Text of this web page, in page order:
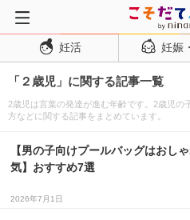
トップページ
妊活
妊娠・出産
妊娠初期
妊活 妊娠
「２歳児」に関する記事一覧
2歳児は言葉の発達が進む年齢です。2歳児の
方などに関する記事をまとめています。
【男の子向けプールバッグはおし
気】おすすめ7選
2026年7月1日